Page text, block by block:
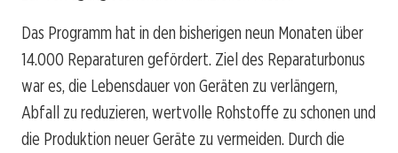
Das Programm hat in den bisherigen neun Monaten über
14.000 Reparaturen gefördert. Ziel des Reparaturbonus
war es, die Lebensdauer von Geräten zu verlängern,
Abfall zu reduzieren, wertvolle Rohstoffe zu schonen und
die Produktion neuer Geräte zu vermeiden. Durch die